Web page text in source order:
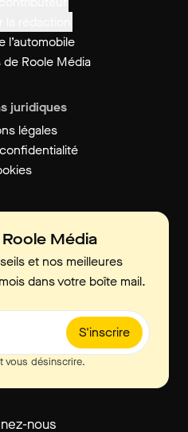
l’automobile
Roole Média
juridiques
légales
Média
et nos meilleures
dans votre boîte mail.
S'inscrire
vous désinscrire.
nous